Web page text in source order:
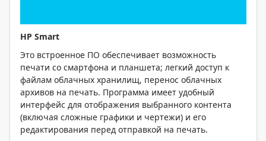
HP Smart
Это встроенное ПО обеспечивает возможность
печати со смартфона и планшета; легкий доступ к
файлам облачных хранилищ, перенос облачных
архивов на печать. Программа имеет удобный
интерфейс для отображения выбранного контента
(включая сложные графики и чертежи) и его
редактирования перед отправкой на печать.